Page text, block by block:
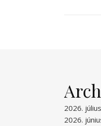
2026. július
2026.